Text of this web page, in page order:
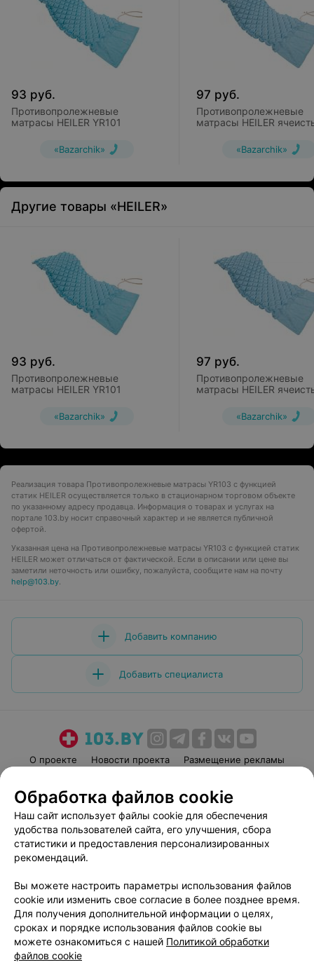
93 руб.
Противопролежневые
матрасы HEILER YR101
«Bazarchik»
97 руб.
Противопролежневые
матрасы HEILER
«Bazarchik»
Другие товары «HEILER»
93 руб.
Противопролежневые
матрасы HEILER YR101
«Bazarchik»
97 руб.
Противопролежневые
матрасы HEILER
«Bazarchik»
Реализация товара Противопролежневые матрасы YR103 с функцией
статик HEILER осуществляется только в стационарном торговом объекте
по указанному адресу продавца. Информация о товарах и услугах на
портале 103.by носит справочный характер и не является публичной
офертой.
Указанная цена на Противопролежневые матрасы YR103 с функцией статик
HEILER может отличаться от фактической. Если в описании или цене вы
заметили неточность или ошибку, пожалуйста, сообщите нам на почту
help@103.by.
Добавить компанию
Добавить специалиста
О проекте Новости проекта
Размещение рекламы
Пользовательское соглашение
Способы оплаты
Вакансии
Партнеры
Написать руководителю 103.by
Обработка персональных данных
Обработка файлов cookie
Наш сайт использует файлы cookie для обеспечения
удобства пользователей сайта, его улучшения, сбора
статистики и предоставления персонализированных
рекомендаций.
Вы можете настроить параметры использования файлов
cookie или изменить свое согласие в более позднее время.
Для получения дополнительной информации о целях,
сроках и порядке использования файлов cookie вы
можете ознакомиться с нашей Политикой обработки
файлов cookie